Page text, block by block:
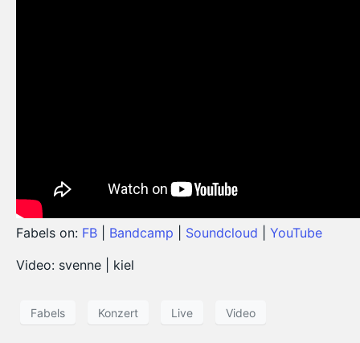
Fabels on: FB Bandcamp Soundcloud
YouTube
Video: svenne | kiel
Fabels Konzert Live Video